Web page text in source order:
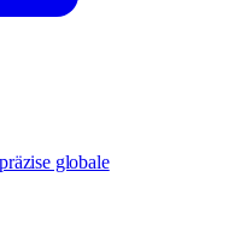
globale